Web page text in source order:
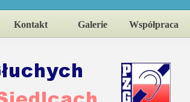
Kontakt Galerie Współpraca